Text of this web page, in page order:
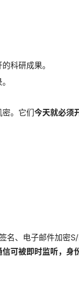
科研成果。
。它们今天就必须
名、电子邮件加密S/
信可被即时监听，身